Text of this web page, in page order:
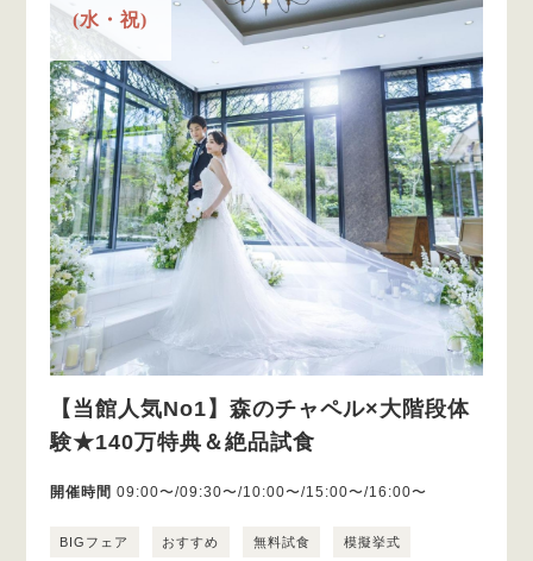
(水・祝)
【当館人気No1】森のチャペル×大階段体
験★140万特典＆絶品試食
開催時間 09:00〜/09:30〜/10:00〜/15:00〜/16:00〜
BIGフェア おすすめ 無料試食 模擬挙式